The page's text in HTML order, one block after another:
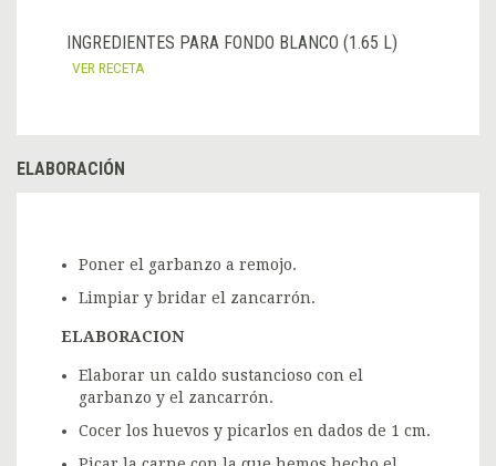
INGREDIENTES PARA FONDO BLANCO (1.65 L)
VER RECETA
ELABORACIÓN
Poner el garbanzo a remojo.
Limpiar y bridar el zancarrón.
ELABORACION
Elaborar un caldo sustancioso con el
garbanzo y el zancarrón.
Cocer los huevos y picarlos en dados de 1 cm.